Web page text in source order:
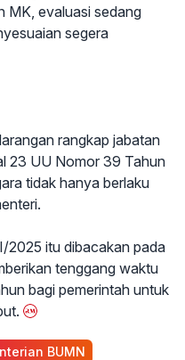
MK, evaluasi sedang
segera
rangkap jabatan
23 UU Nomor 39 Tahun
tidak hanya berlaku
itu dibacakan pada
tenggang waktu
bagi pemerintah untuk
BUMN